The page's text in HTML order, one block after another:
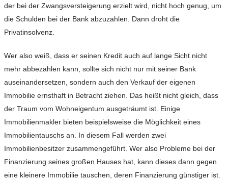
der bei der Zwangsversteigerung erzielt wird, nicht hoch genug, um
die Schulden bei der Bank abzuzahlen. Dann droht die
Privatinsolvenz.
Wer also weiß, dass er seinen Kredit auch auf lange Sicht nicht
mehr abbezahlen kann, sollte sich nicht nur mit seiner Bank
auseinandersetzen, sondern auch den Verkauf der eigenen
Immobilie ernsthaft in Betracht ziehen. Das heißt nicht gleich, dass
der Traum vom Wohneigentum ausgeträumt ist. Einige
Immobilienmakler bieten beispielsweise die Möglichkeit eines
Immobilientauschs an. In diesem Fall werden zwei
Immobilienbesitzer zusammengeführt. Wer also Probleme bei der
Finanzierung seines großen Hauses hat, kann dieses dann gegen
eine kleinere Immobilie tauschen, deren Finanzierung günstiger ist.